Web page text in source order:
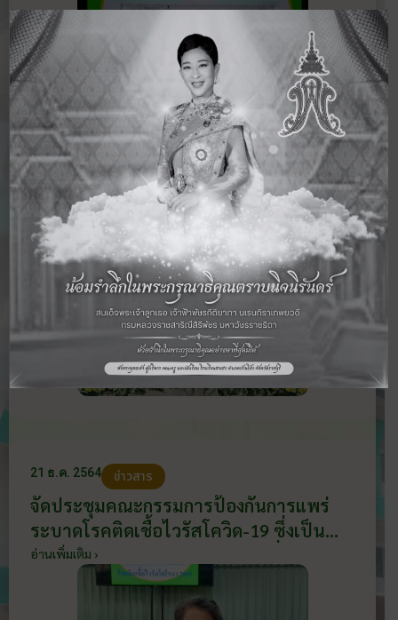
กันยายน 2565
19 พ.ค. 2565 ข่าวสาร
โรงเรียนฮกเฮงรับการตรวจนิเทศติดตาม
การใช้จ่ายเงินอุดหนุน ประจำปีการศึกษา
2564 และปีการศึกษา 2565 โดยคณะ
กรรมการจากสำนักงานศึกษาธิการจังหวัด
ราชบุรี วันที่ 19 พฤษภาคม 2565
อ่านเพิ่มเติม ›
21 ธ.ค. 2564 ข่าวสาร
จัดประชุมคณะกรรมการป้องกันการแพร่
ระบาดโรคติดเชื้อไวรัสโควิด-19 ซึ่งเป็น
กรรมการจากบุคคลภายนอก วันที่ 21
ธันวาคม 2564
อ่านเพิ่มเติม ›